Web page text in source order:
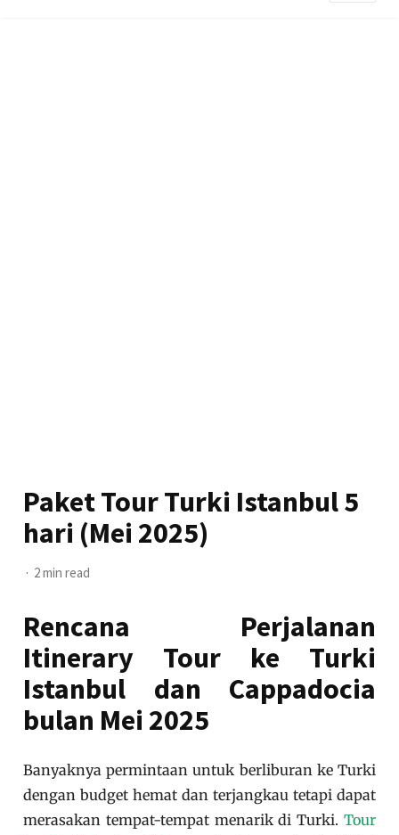
Paket Tour Turki Istanbul 5
hari (Mei 2025)
2 min read
Rencana Perjalanan
Itinerary Tour ke Turki
Istanbul dan Cappadocia
bulan Mei 2025
Banyaknya permintaan untuk berliburan ke Turki
dengan budget hemat dan terjangkau tetapi dapat
merasakan tempat-tempat menarik di Turki. Tour